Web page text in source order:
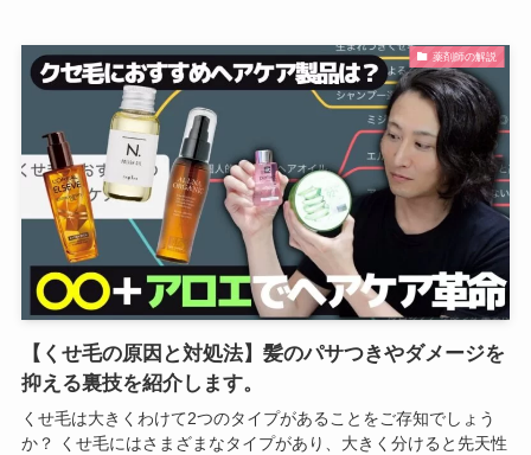
薬剤師の解説
【くせ毛の原因と対処法】髪のパサつきやダメージを
抑える裏技を紹介します。
くせ毛は大きくわけて2つのタイプがあることをご存知でしょう
か？ くせ毛にはさまざまなタイプがあり、大きく分けると先天性